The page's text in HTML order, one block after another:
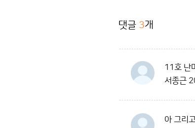
댓글 3개
11호 난
서종근
아 그리